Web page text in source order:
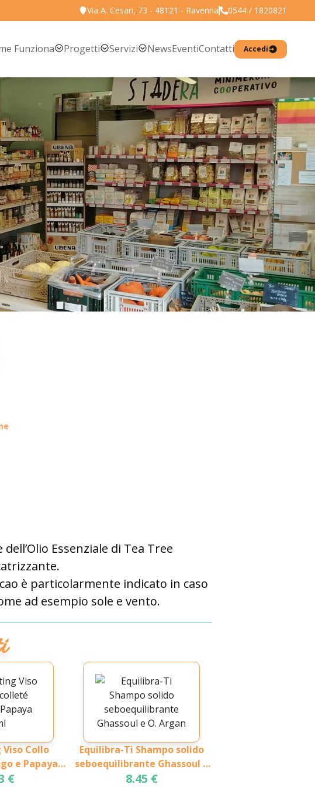
Via A. Cesari, 73 - 48121 - Ravenna 0544 / 1820821
Funziona Progetti Servizi NewsEventiContatti Accedi
Essenziale di Tea Tree
è particolarmente indicato in caso
ad esempio sole e vento.
Collo
e Papaya
€
Equilibra-Ti Shampo solido
seboequilibrante Ghassoul e
O. Argan
8.45 €